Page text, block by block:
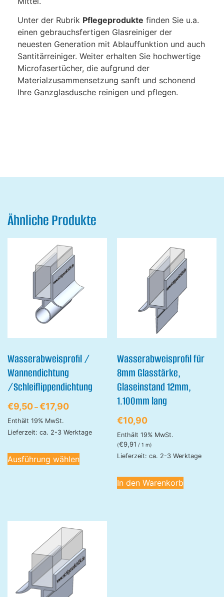
Unter der Rubrik Pflegeprodukte finden Sie u.a.
einen gebrauchsfertigen Glasreiniger der
neuesten Generation mit Ablauffunktion und auch
Santitärreiniger. Weiter erhalten Sie hochwertige
Microfasertücher, die aufgrund der
Materialzusammensetzung sanft und schonend
Ihre Ganzglasdusche reinigen und pflegen.
Ähnliche Produkte
Wasserabweisprofil /
Wannendichtung
/Schleiflippendichtung
€9,50–€17,90
Enthält 19% MwSt.
Lieferzeit: ca. 2-3 Werktage
Ausführung wählen
Wasserabweisprofil für
8mm Glasstärke,
Glaseinstand 12mm,
1.100mm lang
€10,90
Enthält 19% MwSt.
(€9,91 / 1 m)
Lieferzeit: ca. 2-3 Werktage
In den Warenkorb